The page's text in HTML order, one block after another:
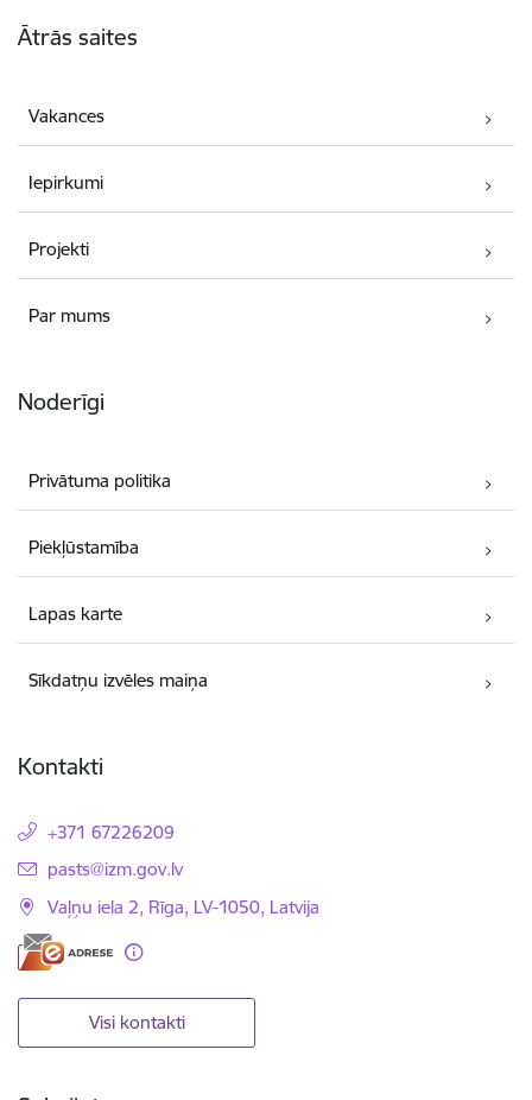
Ātrās saites
Vakances
Iepirkumi
Projekti
Par mums
Noderīgi
Privātuma politika
Piekļūstamība
Lapas karte
Sīkdatņu izvēles maiņa
Kontakti
+371 67226209
E-pasts:
pasts@izm.gov.lv
Vaļņu iela 2, Rīga, LV-1050, Latvija
Visi kontakti